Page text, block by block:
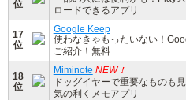
位
ロードできるアプリ
17
位
Google Keep
使わなきゃもったいない！
ご紹介！無料
18
位
Miminote NEW！
ドッグイヤーで重要なものも
気の利くメモアプリ